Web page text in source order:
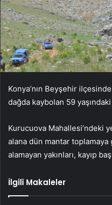
Konya’nın Beyşehir
dağda kaybolan 59
Kurucuova Mahallesi’ndeki
alana dün mantar toplamaya
alamayan yakınları, kayıp
İlgili Makaleler